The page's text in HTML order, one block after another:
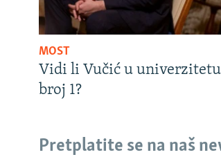
MOST
Vidi li Vučić u
broj 1?
Pretplatite se na naš